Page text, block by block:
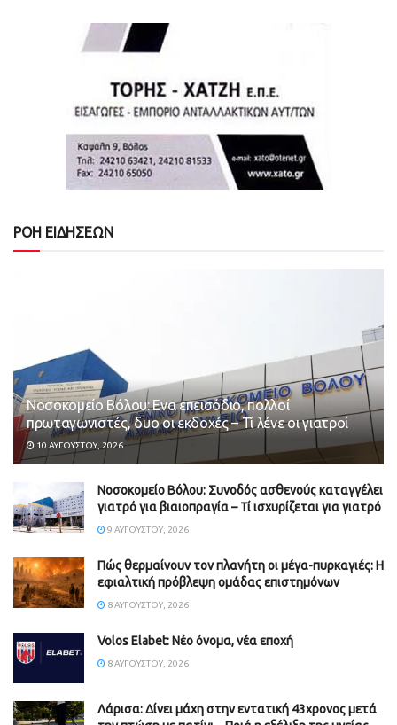
ΡΟΗ ΕΙΔΗΣΕΩΝ
Νοσοκομείο Βόλου: Ενα επεισόδιο, πολλοί
πρωταγωνιστές, δυο οι εκδοχές – Τί λένε οι γιατροί
10 ΑΥΓΟΎΣΤΟΥ, 2026
Νοσοκομείο Βόλου: Συνοδός ασθενούς καταγγέλει
γιατρό για βιαιοπραγία – Τί ισχυρίζεται για γιατρό
9 ΑΥΓΟΎΣΤΟΥ, 2026
Πώς θερμαίνουν τον πλανήτη οι μέγα-πυρκαγιές: Η
εφιαλτική πρόβλεψη ομάδας επιστημόνων
8 ΑΥΓΟΎΣΤΟΥ, 2026
Volos Elabet: Νέο όνομα, νέα εποχή
8 ΑΥΓΟΎΣΤΟΥ, 2026
Λάρισα: Δίνει μάχη στην εντατική 43χρονος μετά